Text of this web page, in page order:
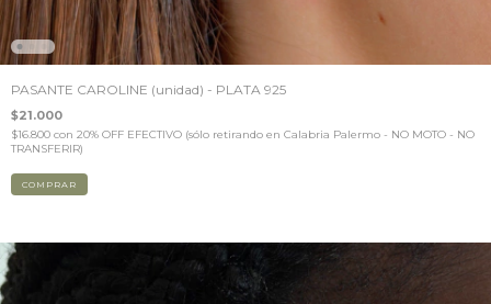
PASANTE CAROLINE (unidad) - PLATA 925
$21.000
$16.800 con 20% OFF EFECTIVO (sólo retirando en Calabria Palermo - NO MOTO - NO
TRANSFERIR)